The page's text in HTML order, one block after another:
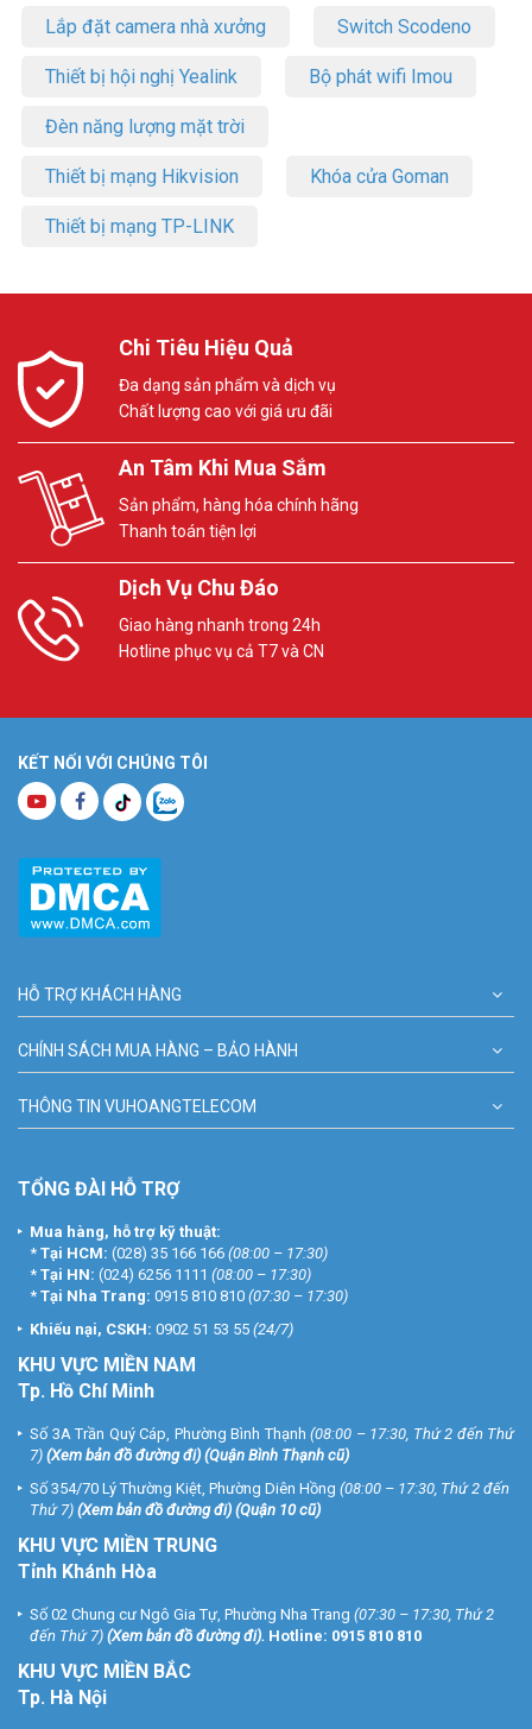
Lắp đặt camera nhà xưởng Switch Scodeno
Thiết bị hội nghị Yealink Bộ phát wifi Imou
Đèn năng lượng mặt trời
Thiết bị mạng Hikvision Khóa cửa Goman
Thiết bị mạng TP-LINK
Chi Tiêu Hiệu Quả
Đa dạng sản phẩm và dịch vụ
Chất lượng cao với giá ưu đãi
An Tâm Khi Mua Sắm
Sản phẩm, hàng hóa chính hãng
Thanh toán tiện lợi
Dịch Vụ Chu Đáo
Giao hàng nhanh trong 24h
Hotline phục vụ cả T7 và CN
KẾT NỐI VỚI CHÚNG TÔI
HỖ TRỢ KHÁCH HÀNG
CHÍNH SÁCH MUA HÀNG – BẢO HÀNH
THÔNG TIN VUHOANGTELECOM
TỔNG ĐÀI HỖ TRỢ
Mua hàng, hỗ trợ kỹ thuật:
* Tại HCM: (028) 35 166 166 (08:00 – 17:30)
* Tại HN: (024) 6256 1111 (08:00 – 17:30)
* Tại Nha Trang: 0915 810 810 (07:30 – 17:30)
Khiếu nại, CSKH: 0902 51 53 55 (24/7)
KHU VỰC MIỀN NAM
Tp. Hồ Chí Minh
Số 3A Trần Quý Cáp, Phường Bình Thạnh (08:00 – 17:30, Thứ 2 đến Thứ
7) (Xem bản đồ đường đi) (Quận Bình Thạnh cũ)
Số 354/70 Lý Thường Kiệt, Phường Diên Hồng (08:00 – 17:30, Thứ 2 đến
Thứ 7) (Xem bản đồ đường đi) (Quận 10 cũ)
KHU VỰC MIỀN TRUNG
Tỉnh Khánh Hòa
Số 02 Chung cư Ngô Gia Tự, Phường Nha Trang (07:30 – 17:30, Thứ 2
đến Thứ 7) (Xem bản đồ đường đi). Hotline: 0915 810 810
KHU VỰC MIỀN BẮC
Tp. Hà Nội